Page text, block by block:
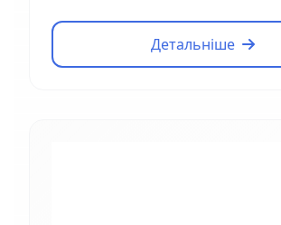
Детальніше